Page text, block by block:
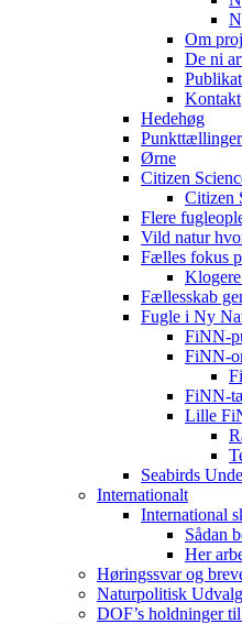
Om
De ni
Kontakt
Hedehøg
Punkttællinger
Ørne
Citizen
Citizen
Flere
Vild natur
Fælles fokus
Fællesskab
Fugle i Ny
FiNN-
FiNN-
FiNN-
Lille
Seabirds
Internationalt
International
Sådan
Her
Høringssvar og
Naturpolitisk Udvalg
DOF’s holdninger